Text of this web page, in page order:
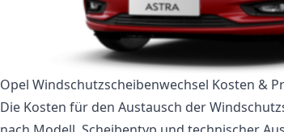
Opel Windschutzscheibenwechsel Kosten &
Die Kosten für den Austausch der